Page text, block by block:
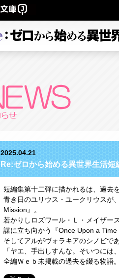
2025.04.21
Re:ゼロから始める異世界生活短
短編集第十二弾に描かれるは、過去
青き日のユリウス・ユークリウスが
Mission』。
若かりしロズワール・Ｌ・メイザー
謀に立ち向かう『Once Upon a Time
そしてアルがヴォラキアのシノビで
「ヤエ、手出しすんな。そいつに
全編Ｗｅｂ未掲載の過去を綴る物語